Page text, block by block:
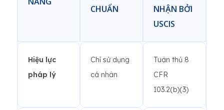
CHUẨN
NHẬN BỞI
USCIS
Hiệu lực
pháp lý
Chỉ sử dụng
cá nhân
Tuân thủ 8
CFR
103.2(b)(3)